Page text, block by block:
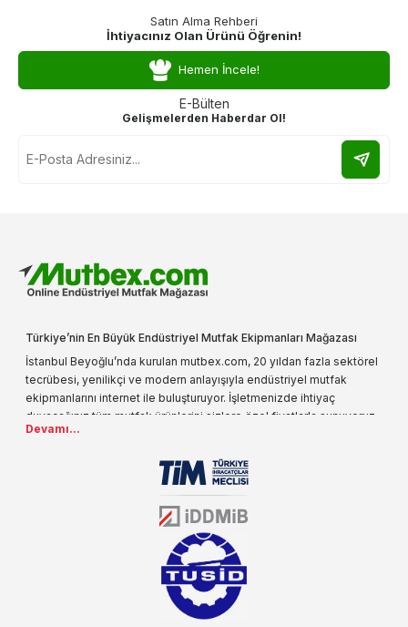
Satın Alma Rehberi
İhtiyacınız Olan Ürünü Öğrenin!
Hemen İncele!
E-Bülten
Gelişmelerden Haberdar Ol!
Türkiye’nin En Büyük Endüstriyel Mutfak Ekipmanları Mağazası
İstanbul Beyoğlu’nda kurulan mutbex.com, 20 yıldan fazla sektörel
tecrübesi, yenilikçi ve modern anlayışıyla endüstriyel mutfak
ekipmanlarını internet ile buluşturuyor. İşletmenizde ihtiyaç
duyacağınız tüm mutfak ürünlerini sizlere özel fiyatlarla sunuyoruz.
Endüstriyel mutfak malzemesi deyince akla gelen ilk adreslerden
sektörün farklı alanlarında da faliyet gösteren mutbex.com,
Öztiryakiler resmi bayisidir. Öztiryakiler ürünleri üzerinde büyük bir
donanıma sahip ekibi ile müşterilerine koşulsuz destek sunan
mutbex.com ile endüstriyel mutfak malzemeleri konusunda
alacağınız hizmet standartların her zaman üstünde olacaktır.
Devamı...